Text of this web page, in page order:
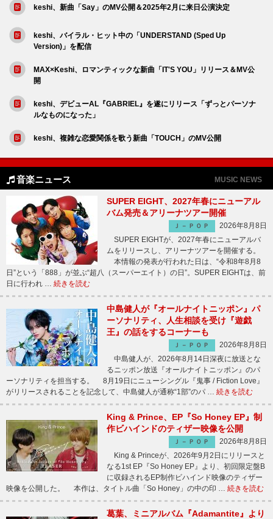
keshi、新曲「Say」のMV公開＆2025年2月に来日公演決定
keshi、バイラル・ヒット中の「UNDERSTAND (Sped Up
Version)」を配信
MAX×Keshi、ロマンティックな新曲「IT'S YOU」リリース＆MV公
開
keshi、デビューAL『GABRIEL』を遂にリリース「ずっとパーソナ
ルなものになった」
keshi、複雑な恋愛関係を歌う新曲「TOUCH」のMV公開
音楽ニュース MUSIC NEWS
SUPER EIGHT、2027年春にニューアル
バム発売＆アリーナツアー開催
Ｊ－ＰＯＰ
2026年8月8日
SUPER EIGHTが、2027年春にニューアルバ
ムをリリースし、アリーナツアーを開催する。
本情報の発表が行われた日は、“令和8年8月8
日”という「888」が並ぶ“超八（スーパーエイト）の日”。SUPER EIGHTは、前
日に行われ … 続きを読む
中島健人が『オールナイトニッポン』パ
ーソナリティ、人生相談を受け『遊戯
王』の話をするコーナーも
Ｊ－ＰＯＰ
2026年8月8日
中島健人が、2026年8月14日深夜に放送とな
るニッポン放送『オールナイトニッポン』のパ
ーソナリティを担当する。 8月19日にニューシングル『鬼事 / Fiction Love』
がリリースされることを記念して、中島健人が通称“1部”のパ … 続きを読む
King & Prince、EP『So Honey EP』制
作ビハインドのティザー映像を公開
Ｊ－ＰＯＰ
2026年8月8日
King & Princeが、2026年9月2日にリリースと
なる1st EP『So Honey EP』より、初回限定盤B
に収録されるEP制作ビハインド映像のティザー
映像を公開した。 本作は、タイトル曲「So Honey」の中の印 … 続きを読む
葛葉、ミニアルバム『Adamantite』より